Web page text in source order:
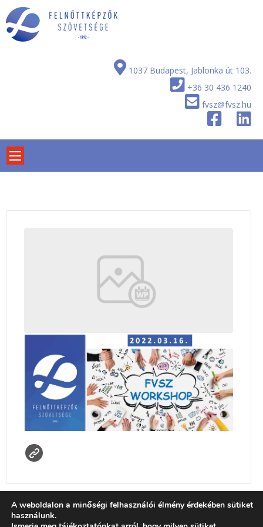
Skip
to
content
1037 Budapest, Jablonka út 103.
+36 30 436 1240
fvsz@fvsz.hu
A weboldalon a minőségi felhasználói élmény érdekében sütiket
használunk.